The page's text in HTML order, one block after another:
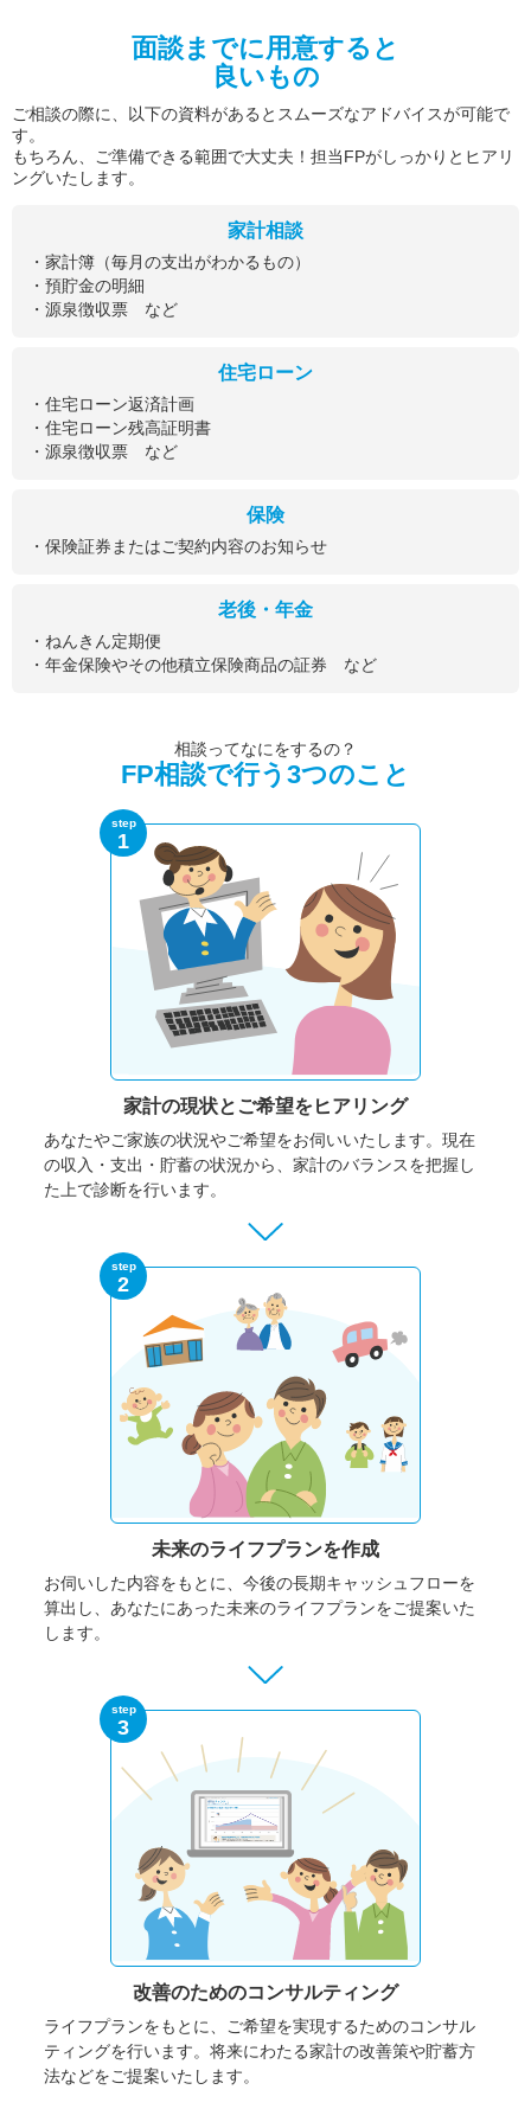
面談までに用意すると
良いもの
ご相談の際に、以下の資料があるとスムーズなアドバイスが可能で
す。
もちろん、ご準備できる範囲で大丈夫！担当FPがしっかりとヒアリ
ングいたします。
家計相談
・家計簿（毎月の支出がわかるもの）
・預貯金の明細
・源泉徴収票 など
住宅ローン
・住宅ローン返済計画
・住宅ローン残高証明書
・源泉徴収票 など
保険
・保険証券またはご契約内容のお知らせ
老後・年金
・ねんきん定期便
・年金保険やその他積立保険商品の証券 など
相談ってなにをするの？
FP相談で行う3つのこと
step
1
家計の現状と ご希望をヒアリング
あなたやご家族の状況やご希望をお伺いいたします。 現在
の収入・支出・貯蓄の状況から、家計のバランスを把握し
た上で診断を行います。
step
2
未来のライフプランを作成
お伺いした内容をもとに、今後の長期キャッシュフローを
算出し、あなたにあった未来のライフプランをご提案いた
します。
step
3
改善のためのコンサルティング
ライフプランをもとに、ご希望を実現するためのコンサル
ティングを行います。将来にわたる家計の改善策や貯蓄方
法などをご提案いたします。